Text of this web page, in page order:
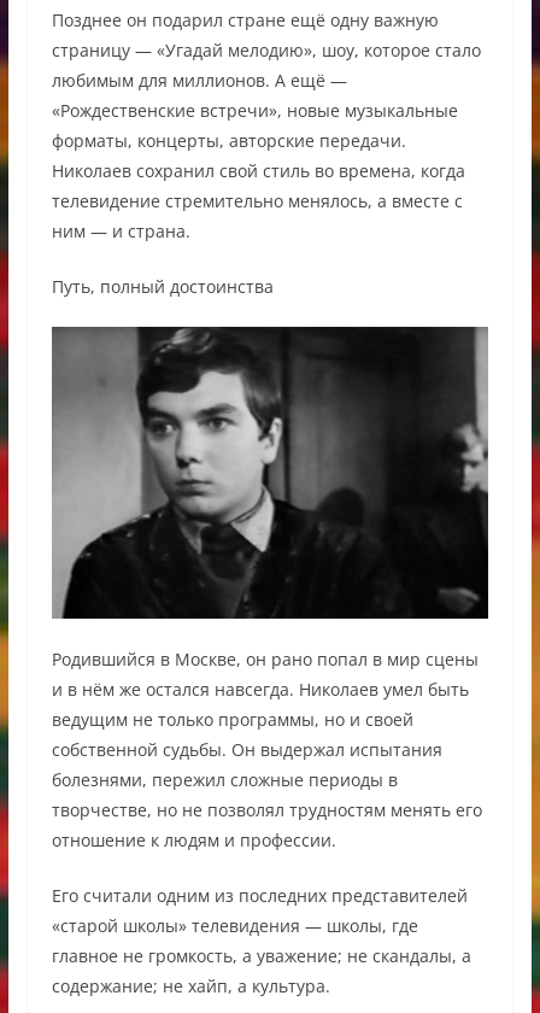
Позднее он подарил стране ещё одну важную
страницу — «Угадай мелодию», шоу, которое стало
любимым для миллионов. А ещё —
«Рождественские встречи», новые музыкальные
форматы, концерты, авторские передачи.
Николаев сохранил свой стиль во времена, когда
телевидение стремительно менялось, а вместе с
ним — и страна.
Путь, полный достоинства
Родившийся в Москве, он рано попал в мир сцены
и в нём же остался навсегда. Николаев умел быть
ведущим не только программы, но и своей
собственной судьбы. Он выдержал испытания
болезнями, пережил сложные периоды в
творчестве, но не позволял трудностям менять его
отношение к людям и профессии.
Его считали одним из последних представителей
«старой школы» телевидения — школы, где
главное не громкость, а уважение; не скандалы, а
содержание; не хайп, а культура.